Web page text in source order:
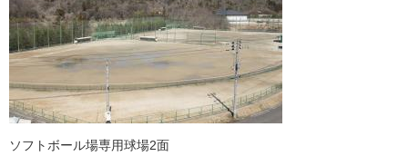
ソフトボール場専用球場2面